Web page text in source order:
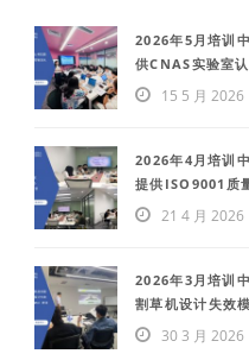
2026年5月培训
供CNAS实验室
15 5 月 2026
2026年4月培训
提供ISO9001质
21 4 月 2026
2026年3月培训
割草机设计失效
30 3 月 2026